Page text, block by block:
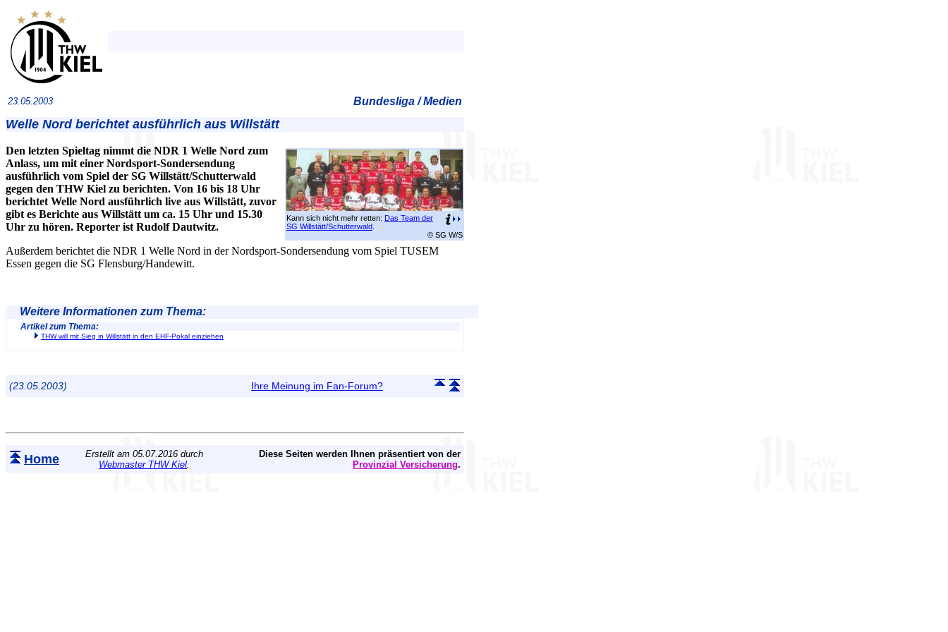
23.05.2003 Bundesliga / Medien
Welle Nord berichtet ausführlich aus Willstätt
Kann sich nicht mehr retten: Das Team der
SG Willstätt/Schutterwald
© SG W/S
Den letzten Spieltag nimmt die NDR 1 Welle Nord zum
Anlass, um mit einer Nordsport-Sondersendung
ausführlich vom Spiel der SG Willstätt/Schutterwald
gegen den THW Kiel zu berichten. Von 16 bis 18 Uhr
berichtet Welle Nord ausführlich live aus Willstätt, zuvor
gibt es Berichte aus Willstätt um ca. 15 Uhr und 15.30
Uhr zu hören. Reporter ist Rudolf Dautwitz.
Außerdem berichtet die NDR 1 Welle Nord in der Nordsport-Sondersendung vom Spiel TUSEM
Essen gegen die SG Flensburg/Handewitt.
Weitere Informationen zum Thema:
Artikel zum Thema:
THW will mit Sieg in Willstätt in den EHF-Pokal einziehen
(23.05.2003) Ihre Meinung im Fan-Forum?
Home
Erstellt am 05.07.2016 durch
Webmaster THW Kiel.
Diese Seiten werden Ihnen präsentiert von der
Provinzial Versicherung.